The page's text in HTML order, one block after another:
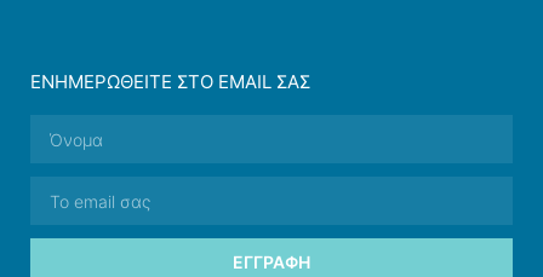
ΕΝΗΜΕΡΩΘΕΊΤΕ ΣΤΟ EMAIL ΣΑΣ
ΕΓΓΡΑΦΉ